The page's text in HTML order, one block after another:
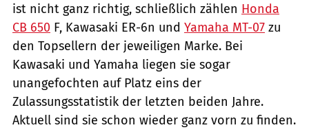
ist nicht ganz richtig, schließlich zählen Honda
CB 650 F, Kawasaki ER-6n und Yamaha MT-07 zu
den Topsellern der jeweiligen Marke. Bei
Kawasaki und Yamaha liegen sie sogar
unangefochten auf Platz eins der
Zulassungsstatistik der letzten beiden Jahre.
Aktuell sind sie schon wieder ganz vorn zu finden.